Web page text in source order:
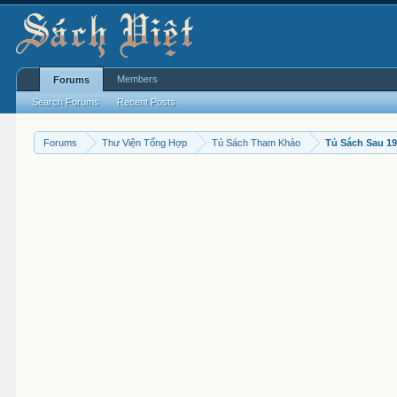
Forums Thư Viện Tổng Hợp Tủ Sách Tham Khảo Tủ Sách Sau
Forums
Search Forums Recent Posts
Members